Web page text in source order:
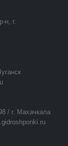
н, г.
/ г. Махачкала